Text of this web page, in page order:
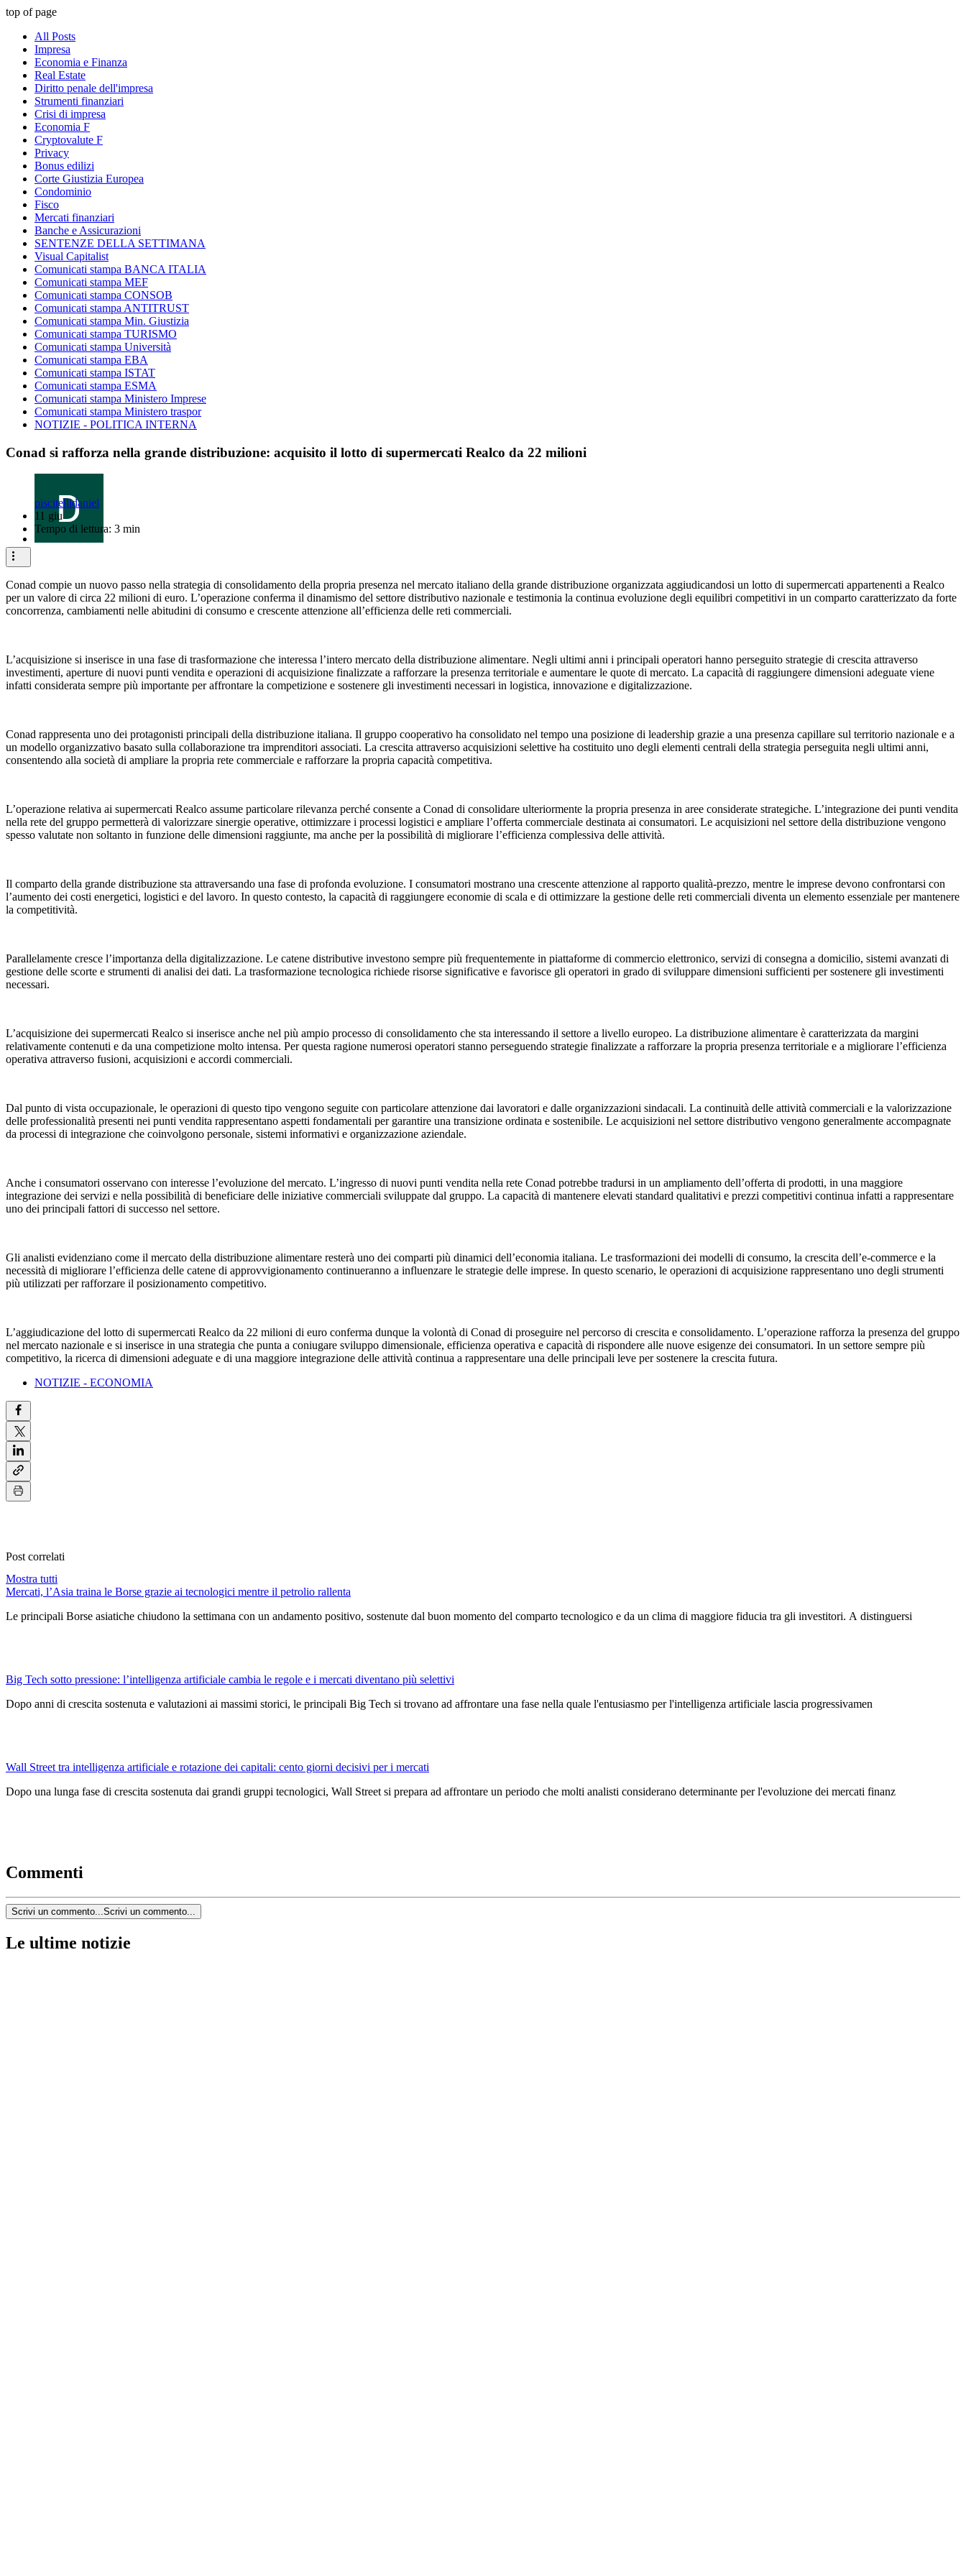
top of page
All Posts
Impresa
Economia e Finanza
Real Estate
Diritto penale dell'impresa
Strumenti finanziari
Crisi di impresa
Economia F
Cryptovalute F
Privacy
Bonus edilizi
Corte Giustizia Europea
Condominio
Fisco
Mercati finanziari
Banche e Assicurazioni
SENTENZE DELLA SETTIMANA
Visual Capitalist
Comunicati stampa BANCA ITALIA
Comunicati stampa MEF
Comunicati stampa CONSOB
Comunicati stampa ANTITRUST
Comunicati stampa Min. Giustizia
Comunicati stampa TURISMO
Comunicati stampa Università
Comunicati stampa EBA
Comunicati stampa ISTAT
Comunicati stampa ESMA
Comunicati stampa Ministero Imprese
Comunicati stampa Ministero traspor
NOTIZIE - POLITICA INTERNA
Conad si rafforza nella grande distribuzione: acquisito il lotto di supermercati Realco da 22 milioni
piscitellidaniel
11 giu
Tempo di lettura: 3 min
Conad compie un nuovo passo nella strategia di consolidamento della propria presenza nel mercato italiano della grande distribuzione organizzata aggiudicandosi un lotto di supermercati appartenenti a Realco
per un valore di circa 22 milioni di euro. L’operazione conferma il dinamismo del settore distributivo nazionale e testimonia la continua evoluzione degli equilibri competitivi in un comparto caratterizzato da forte
concorrenza, cambiamenti nelle abitudini di consumo e crescente attenzione all’efficienza delle reti commerciali.
L’acquisizione si inserisce in una fase di trasformazione che interessa l’intero mercato della distribuzione alimentare. Negli ultimi anni i principali operatori hanno perseguito strategie di crescita attraverso
investimenti, aperture di nuovi punti vendita e operazioni di acquisizione finalizzate a rafforzare la presenza territoriale e aumentare le quote di mercato. La capacità di raggiungere dimensioni adeguate viene
infatti considerata sempre più importante per affrontare la competizione e sostenere gli investimenti necessari in logistica, innovazione e digitalizzazione.
Conad rappresenta uno dei protagonisti principali della distribuzione italiana. Il gruppo cooperativo ha consolidato nel tempo una posizione di leadership grazie a una presenza capillare sul territorio nazionale e a
un modello organizzativo basato sulla collaborazione tra imprenditori associati. La crescita attraverso acquisizioni selettive ha costituito uno degli elementi centrali della strategia perseguita negli ultimi anni,
consentendo alla società di ampliare la propria rete commerciale e rafforzare la propria capacità competitiva.
L’operazione relativa ai supermercati Realco assume particolare rilevanza perché consente a Conad di consolidare ulteriormente la propria presenza in aree considerate strategiche. L’integrazione dei punti vendita
nella rete del gruppo permetterà di valorizzare sinergie operative, ottimizzare i processi logistici e ampliare l’offerta commerciale destinata ai consumatori. Le acquisizioni nel settore della distribuzione vengono
spesso valutate non soltanto in funzione delle dimensioni raggiunte, ma anche per la possibilità di migliorare l’efficienza complessiva delle attività.
Il comparto della grande distribuzione sta attraversando una fase di profonda evoluzione. I consumatori mostrano una crescente attenzione al rapporto qualità-prezzo, mentre le imprese devono confrontarsi con
l’aumento dei costi energetici, logistici e del lavoro. In questo contesto, la capacità di raggiungere economie di scala e di ottimizzare la gestione delle reti commerciali diventa un elemento essenziale per mantenere
la competitività.
Parallelamente cresce l’importanza della digitalizzazione. Le catene distributive investono sempre più frequentemente in piattaforme di commercio elettronico, servizi di consegna a domicilio, sistemi avanzati di
gestione delle scorte e strumenti di analisi dei dati. La trasformazione tecnologica richiede risorse significative e favorisce gli operatori in grado di sviluppare dimensioni sufficienti per sostenere gli investimenti
necessari.
L’acquisizione dei supermercati Realco si inserisce anche nel più ampio processo di consolidamento che sta interessando il settore a livello europeo. La distribuzione alimentare è caratterizzata da margini
relativamente contenuti e da una competizione molto intensa. Per questa ragione numerosi operatori stanno perseguendo strategie finalizzate a rafforzare la propria presenza territoriale e a migliorare l’efficienza
operativa attraverso fusioni, acquisizioni e accordi commerciali.
Dal punto di vista occupazionale, le operazioni di questo tipo vengono seguite con particolare attenzione dai lavoratori e dalle organizzazioni sindacali. La continuità delle attività commerciali e la valorizzazione
delle professionalità presenti nei punti vendita rappresentano aspetti fondamentali per garantire una transizione ordinata e sostenibile. Le acquisizioni nel settore distributivo vengono generalmente accompagnate
da processi di integrazione che coinvolgono personale, sistemi informativi e organizzazione aziendale.
Anche i consumatori osservano con interesse l’evoluzione del mercato. L’ingresso di nuovi punti vendita nella rete Conad potrebbe tradursi in un ampliamento dell’offerta di prodotti, in una maggiore
integrazione dei servizi e nella possibilità di beneficiare delle iniziative commerciali sviluppate dal gruppo. La capacità di mantenere elevati standard qualitativi e prezzi competitivi continua infatti a rappresentare
uno dei principali fattori di successo nel settore.
Gli analisti evidenziano come il mercato della distribuzione alimentare resterà uno dei comparti più dinamici dell’economia italiana. Le trasformazioni dei modelli di consumo, la crescita dell’e-commerce e la
necessità di migliorare l’efficienza delle catene di approvvigionamento continueranno a influenzare le strategie delle imprese. In questo scenario, le operazioni di acquisizione rappresentano uno degli strumenti
più utilizzati per rafforzare il posizionamento competitivo.
L’aggiudicazione del lotto di supermercati Realco da 22 milioni di euro conferma dunque la volontà di Conad di proseguire nel percorso di crescita e consolidamento. L’operazione rafforza la presenza del gruppo
nel mercato nazionale e si inserisce in una strategia che punta a coniugare sviluppo dimensionale, efficienza operativa e capacità di rispondere alle nuove esigenze dei consumatori. In un settore sempre più
competitivo, la ricerca di dimensioni adeguate e di una maggiore integrazione delle attività continua a rappresentare una delle principali leve per sostenere la crescita futura.
NOTIZIE - ECONOMIA
Post correlati
Mostra tutti
Mercati, l’Asia traina le Borse grazie ai tecnologici mentre il petrolio rallenta
Le principali Borse asiatiche chiudono la settimana con un andamento positivo, sostenute dal buon momento del comparto tecnologico e da un clima di maggiore fiducia tra gli investitori. A distinguersi
Big Tech sotto pressione: l’intelligenza artificiale cambia le regole e i mercati diventano più selettivi
Dopo anni di crescita sostenuta e valutazioni ai massimi storici, le principali Big Tech si trovano ad affrontare una fase nella quale l'entusiasmo per l'intelligenza artificiale lascia progressivamen
Wall Street tra intelligenza artificiale e rotazione dei capitali: cento giorni decisivi per i mercati
Dopo una lunga fase di crescita sostenuta dai grandi gruppi tecnologici, Wall Street si prepara ad affrontare un periodo che molti analisti considerano determinante per l'evoluzione dei mercati finanz
Commenti
Scrivi un commento... Scrivi un commento...
Le ultime notizie